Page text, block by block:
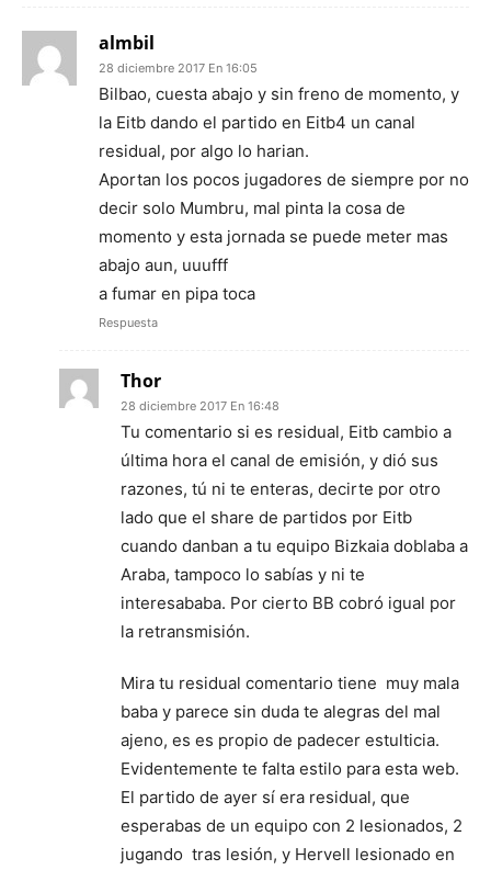
almbil
28 diciembre 2017 En 16:05
Bilbao, cuesta abajo y sin freno de momento, y
la Eitb dando el partido en Eitb4 un canal
residual, por algo lo harian.
Aportan los pocos jugadores de siempre por no
decir solo Mumbru, mal pinta la cosa de
momento y esta jornada se puede meter mas
abajo aun, uuufff
a fumar en pipa toca
Respuesta
Thor
28 diciembre 2017 En 16:48
Tu comentario si es residual, Eitb cambio a
última hora el canal de emisión, y dió sus
razones, tú ni te enteras, decirte por otro
lado que el share de partidos por Eitb
cuando danban a tu equipo Bizkaia doblaba a
Araba, tampoco lo sabías y ni te
interesababa. Por cierto BB cobró igual por
la retransmisión.
Mira tu residual comentario tiene muy mala
baba y parece sin duda te alegras del mal
ajeno, es es propio de padecer estulticia.
Evidentemente te falta estilo para esta web.
El partido de ayer sí era residual, que
esperabas de un equipo con 2 lesionados, 2
jugando tras lesión, y Hervell lesionado en